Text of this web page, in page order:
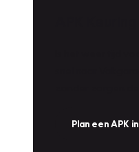
Plan een APK in